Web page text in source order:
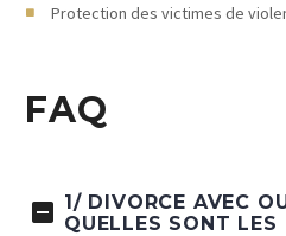
Protection des victimes de
FAQ
1/ DIVORCE AVEC
QUELLES SONT LES